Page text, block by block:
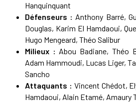
Hanquinquant
Défenseurs : Anthony Barré,
Douglas, Karim El Hamdaoui,
Hugo Mengeard, Théo Salibur
Milieux : Abou Badiane, Théo
Adam Hammoudi, Lucas Liger,
Sancho
Attaquants : Vincent Chédot,
Hamdaoui, Alain Etamé, Amaury